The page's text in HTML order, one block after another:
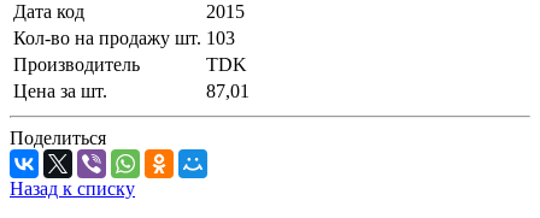
Дата код
2015
Кол-во на продажу шт. 103
Производитель
TDK
Цена за шт.
87,01
Поделиться
Назад к списку